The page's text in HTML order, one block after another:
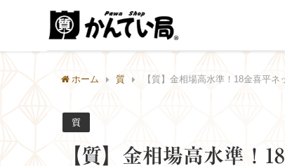
ホーム 質 【質】金相場高水準！18金喜平
質
【質】金相場高水準！